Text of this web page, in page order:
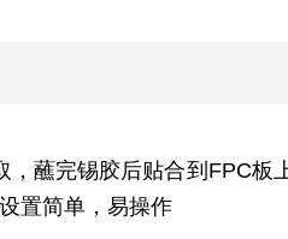
，蘸完锡胶后贴合到FPC
置简单，易操作